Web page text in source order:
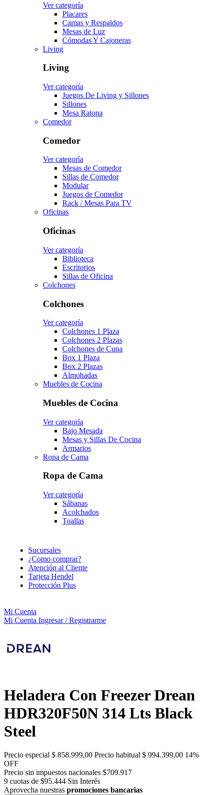
Ver categoría
Placares
Camas y Respaldos
Mesas de Luz
Cómodas Y Cajoneras
Living
Living
Ver categoría
Juegos De Living y Sillones
Sillones
Mesa Ratona
Comedor
Comedor
Ver categoría
Mesas de Comedor
Sillas de Comedor
Modular
Juegos de Comedor
Rack / Mesas Para TV
Oficinas
Oficinas
Ver categoría
Biblioteca
Escritorios
Sillas de Oficina
Colchones
Colchones
Ver categoría
Colchones 1 Plaza
Colchones 2 Plazas
Colchones de Cuna
Box 1 Plaza
Box 2 Plazas
Almohadas
Muebles de Cocina
Muebles de Cocina
Ver categoría
Bajo Mesada
Mesas y Sillas De Cocina
Armarios
Ropa de Cama
Ropa de Cama
Ver categoría
Sábanas
Acolchados
Toallas
Sucursales
¿Como comprar?
Atención al Cliente
Tarjeta Hendel
Protección Plus
Mi Cuenta
Mi Cuenta Ingresar / Registrarme
Heladera Con Freezer Drean
HDR320F50N 314 Lts Black
Steel
Precio especial $ 858.999,00 Precio habitual $ 994.399,00 14%
OFF
Precio sin impuestos nacionales $709.917
9 cuotas de $95.444 Sin Interés
Aprovecha nuestras promociones bancarias